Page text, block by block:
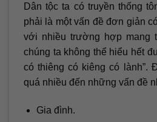
Dân tộc ta có truyền thống
phải là một vấn đề đơn giản
với nhiều trường hợp mang
chúng ta không thể hiểu hết
có thiêng có kiêng có lành”.
quá nhiều đến những vấn đề
Gia đình.